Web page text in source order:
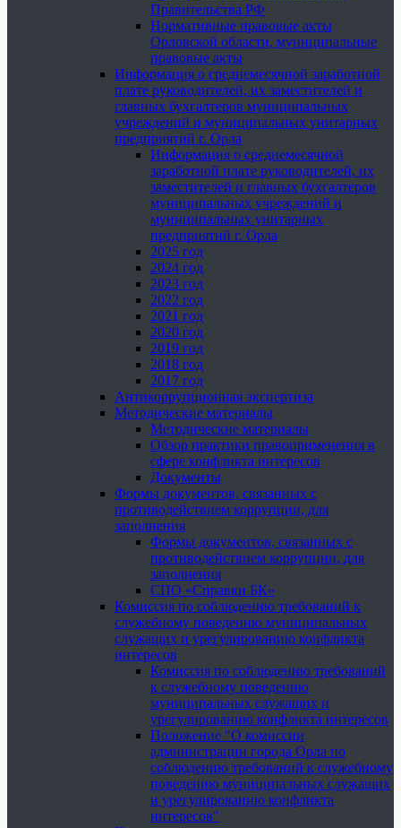
Правительства РФ
Нормативные правовые акты
Орловской области, муниципальные
правовые акты
Информация о среднемесячной заработной
плате руководителей, их заместителей и
главных бухгалтеров муниципальных
учреждений и муниципальных унитарных
предприятий г. Орла
Информация о среднемесячной
заработной плате руководителей, их
заместителей и главных бухгалтеров
муниципальных учреждений и
муниципальных унитарных
предприятий г. Орла
2025 год
2024 год
2023 год
2022 год
2021 год
2020 год
2019 год
2018 год
2017 год
Антикоррупционная экспертиза
Методические материалы
Методические материалы
Обзор практики правоприменения в
сфере конфликта интересов
Документы
Формы документов, связанных с
противодействием коррупции, для
заполнения
Формы документов, связанных с
противодействием коррупции, для
заполнения
СПО «Справки БК»
Комиссия по соблюдению требований к
служебному поведению муниципальных
служащих и урегулированию конфликта
интересов
Комиссия по соблюдению требований
к служебному поведению
муниципальных служащих и
урегулированию конфликта интересов
Положение "О комиссии
администрации города Орла по
соблюдению требований к служебному
поведению муниципальных служащих
и урегулированию конфликта
интересов"